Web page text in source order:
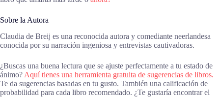
Sobre la Autora
Claudia de Breij es una reconocida autora y comediante neerlandesa
conocida por su narración ingeniosa y entrevistas cautivadoras.
¿Buscas una buena lectura que se ajuste perfectamente a tu estado de
ánimo? Aquí tienes una herramienta gratuita de sugerencias de libros.
Te da sugerencias basadas en tu gusto. También una calificación de
probabilidad para cada libro recomendado. ¿Te gustaría encontrar el